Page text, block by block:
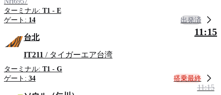
ターミナル: T1 - E
ゲート: 14 出発済
台北
IT211 / タイガーエア台湾
ターミナル: T1 - G
ゲート: 34
11:15
搭乗最終
11:15